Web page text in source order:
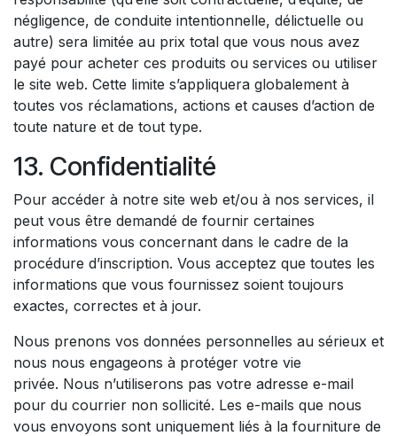
négligence, de conduite intentionnelle, délictuelle ou
autre) sera limitée au prix total que vous nous avez
payé pour acheter ces produits ou services ou utiliser
le site web. Cette limite s’appliquera globalement à
toutes vos réclamations, actions et causes d’action de
toute nature et de tout type.
13. Confidentialité
Pour accéder à notre site web et/ou à nos services, il
peut vous être demandé de fournir certaines
informations vous concernant dans le cadre de la
procédure d’inscription. Vous acceptez que toutes les
informations que vous fournissez soient toujours
exactes, correctes et à jour.
Nous prenons vos données personnelles au sérieux et
nous nous engageons à protéger votre vie
privée. Nous n’utiliserons pas votre adresse e-mail
pour du courrier non sollicité. Les e-mails que nous
vous envoyons sont uniquement liés à la fourniture de